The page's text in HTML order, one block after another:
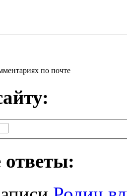
по почте
ответы: